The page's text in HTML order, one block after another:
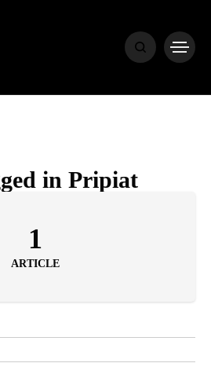
in Pripiat
1
ARTICLE
HOME